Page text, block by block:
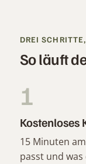
DREI
So läuft
1
Kostenloses
15 Minuten
passt und